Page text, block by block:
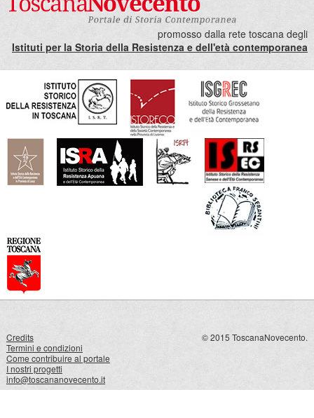
promosso dalla rete toscana degli
Istituti per la Storia della Resistenza e dell'età contemporanea
Credits
Termini e condizioni
Come contribuire al portale
I nostri progetti
info@toscananovecento.it
© 2015 ToscanaNovecento.